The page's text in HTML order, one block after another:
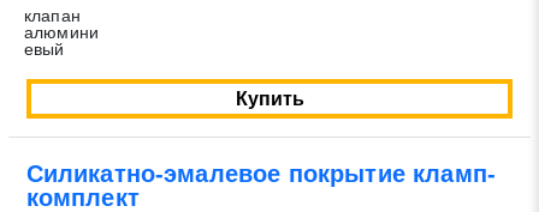
клапан
алюмини
евый
Купить
Силикатно-эмалевое покрытие кламп-
комплект
на обработку своих персональных данных в соответствии со
статьей 9 Федерального закона от 27 июля 2006 г. N 152-ФЗ
информационную рассылку по средством e-mail или СМС